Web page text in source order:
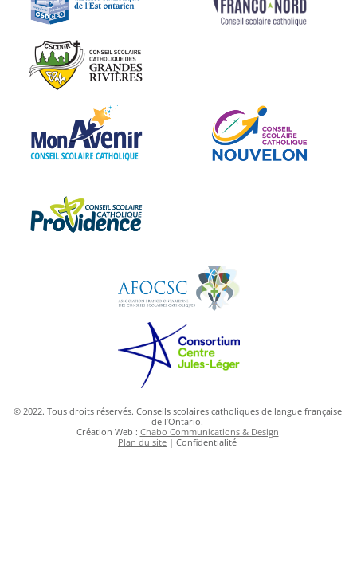
© 2022. Tous droits réservés. Conseils scolaires catholiques de langue française
de l’Ontario.
Création Web : Chabo Communications & Design
Plan du site | Confidentialité